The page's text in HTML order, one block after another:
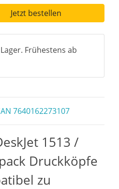
Jetzt bestellen
Frühestens ab
7640162273107
1513 /
Druckköpfe
zu